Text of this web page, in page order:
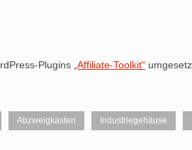
Plugins „Affiliate-Toolkit“
Abzweigkasten Industriegehäuse